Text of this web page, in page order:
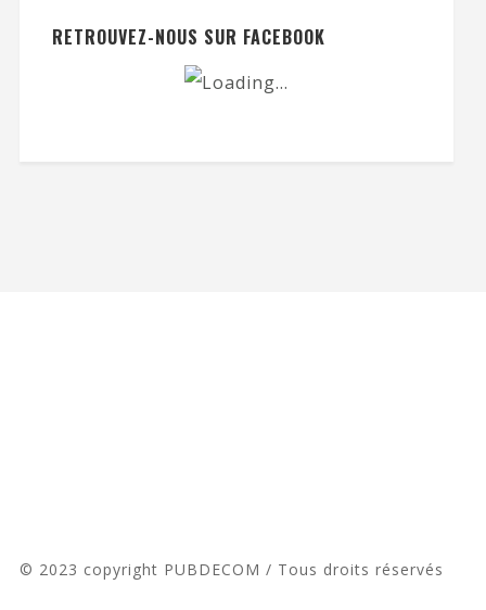
RETROUVEZ-NOUS SUR FACEBOOK
© 2023 copyright PUBDECOM / Tous droits réservés